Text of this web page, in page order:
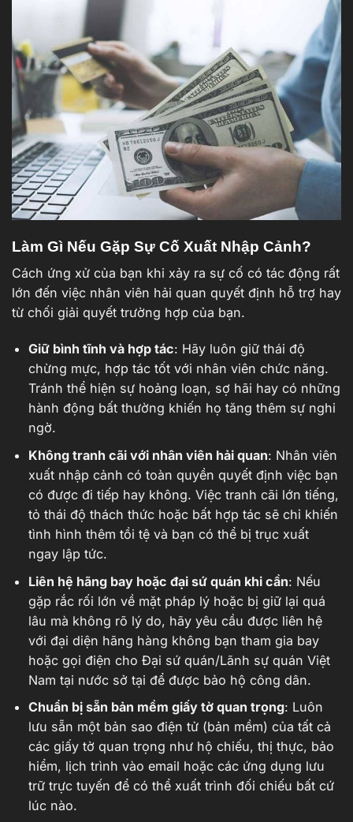
Làm Gì Nếu Gặp Sự Cố Xuất Nhập Cảnh?
Cách ứng xử của bạn khi xảy ra sự cố có tác động rất
lớn đến việc nhân viên hải quan quyết định hỗ trợ hay
từ chối giải quyết trường hợp của bạn.
Giữ bình tĩnh và hợp tác: Hãy luôn giữ thái độ
chừng mực, hợp tác tốt với nhân viên chức năng.
Tránh thể hiện sự hoảng loạn, sợ hãi hay có những
hành động bất thường khiến họ tăng thêm sự nghi
ngờ.
Không tranh cãi với nhân viên hải quan: Nhân viên
xuất nhập cảnh có toàn quyền quyết định việc bạn
có được đi tiếp hay không. Việc tranh cãi lớn tiếng,
tỏ thái độ thách thức hoặc bất hợp tác sẽ chỉ khiến
tình hình thêm tồi tệ và bạn có thể bị trục xuất
ngay lập tức.
Liên hệ hãng bay hoặc đại sứ quán khi cần: Nếu
gặp rắc rối lớn về mặt pháp lý hoặc bị giữ lại quá
lâu mà không rõ lý do, hãy yêu cầu được liên hệ
với đại diện hãng hàng không bạn tham gia bay
hoặc gọi điện cho Đại sứ quán/Lãnh sự quán Việt
Nam tại nước sở tại để được bảo hộ công dân.
Chuẩn bị sẵn bản mềm giấy tờ quan trọng: Luôn
lưu sẵn một bản sao điện tử (bản mềm) của tất cả
các giấy tờ quan trọng như hộ chiếu, thị thực, bảo
hiểm, lịch trình vào email hoặc các ứng dụng lưu
trữ trực tuyến để có thể xuất trình đối chiếu bất cứ
lúc nào.